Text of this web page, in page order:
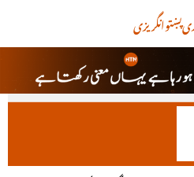
انگریزیپښتو